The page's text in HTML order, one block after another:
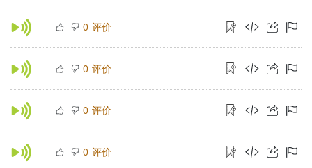
0 评价
0 评价
0 评价
0 评价